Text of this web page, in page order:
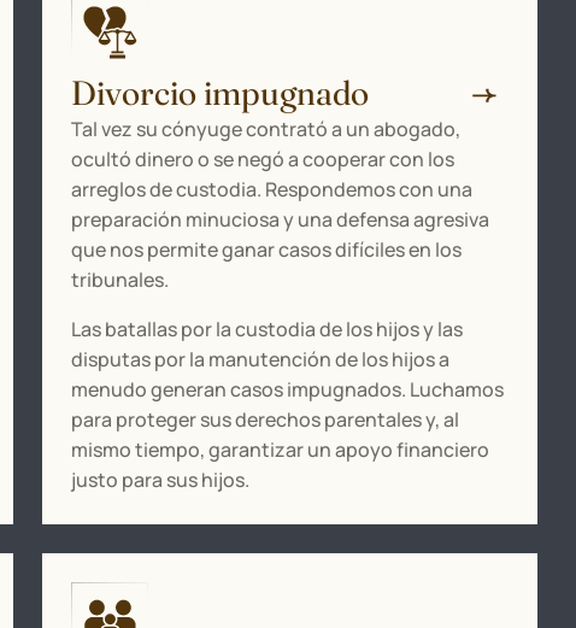
Divorcio impugnado
Tal vez su cónyuge contrató a un abogado,
ocultó dinero o se negó a cooperar con los
arreglos de custodia. Respondemos con una
preparación minuciosa y una defensa agresiva
que nos permite ganar casos difíciles en los
tribunales.
Las batallas por la custodia de los hijos y las
disputas por la manutención de los hijos a
menudo generan casos impugnados. Luchamos
para proteger sus derechos parentales y, al
mismo tiempo, garantizar un apoyo financiero
justo para sus hijos.